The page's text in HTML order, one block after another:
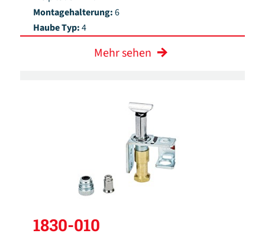
Montagehalterung:6
Haube Typ:4
Mehr sehen
1830-010